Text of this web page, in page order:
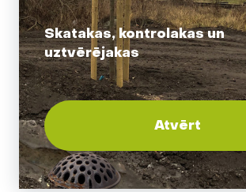
Skatakas, kontrolakas un
uztvērējakas
Atvērt